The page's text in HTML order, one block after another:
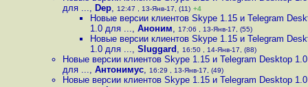
для ..., Dep, 12:47 , 13-Янв-17, (11) +4
Новые версии клиентов Skype 1.15 и Telegram
1.0 для ..., Аноним, 17:06 , 13-Янв-17, (55)
Новые версии клиентов Skype 1.15 и Telegram
1.0 для ..., Sluggard , 16:50 , 14-Янв-17, (88)
Новые версии клиентов Skype 1.15 и Telegram Desktop 1.0
для ..., Антонимус, 16:29 , 13-Янв-17, (49)
Новые версии клиентов Skype 1.15 и Telegram Desktop 1.0